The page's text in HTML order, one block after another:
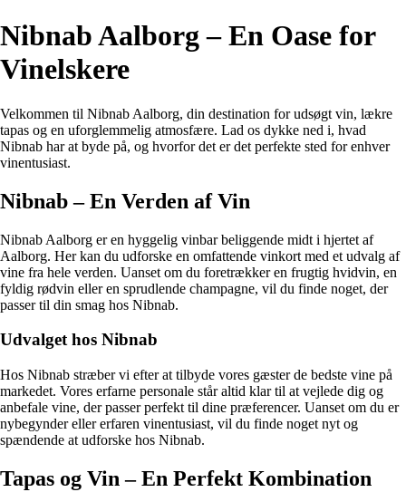
Nibnab Aalborg – En Oase for
Vinelskere
Velkommen til Nibnab Aalborg, din destination for udsøgt vin, lækre
tapas og en uforglemmelig atmosfære. Lad os dykke ned i, hvad
Nibnab har at byde på, og hvorfor det er det perfekte sted for enhver
vinentusiast.
Nibnab – En Verden af Vin
Nibnab Aalborg er en hyggelig vinbar beliggende midt i hjertet af
Aalborg. Her kan du udforske en omfattende vinkort med et udvalg af
vine fra hele verden. Uanset om du foretrækker en frugtig hvidvin, en
fyldig rødvin eller en sprudlende champagne, vil du finde noget, der
passer til din smag hos Nibnab.
Udvalget hos Nibnab
Hos Nibnab stræber vi efter at tilbyde vores gæster de bedste vine på
markedet. Vores erfarne personale står altid klar til at vejlede dig og
anbefale vine, der passer perfekt til dine præferencer. Uanset om du er
nybegynder eller erfaren vinentusiast, vil du finde noget nyt og
spændende at udforske hos Nibnab.
Tapas og Vin – En Perfekt Kombination